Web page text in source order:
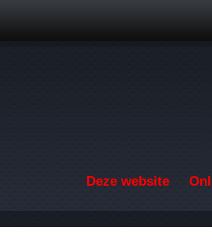
Deze website